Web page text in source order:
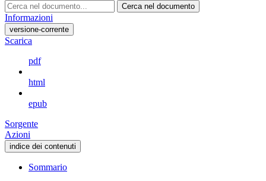
Cerca nel documento
Informazioni
versione-corrente
Scarica
pdf
html
epub
Sorgente
Azioni
indice dei contenuti
Sommario